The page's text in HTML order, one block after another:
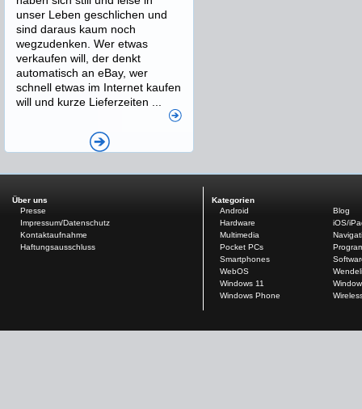
unser Leben geschlichen und
sind daraus kaum noch
wegzudenken. Wer etwas
verkaufen will, der denkt
automatisch an eBay, wer
schnell etwas im Internet kaufen
will und kurze Lieferzeiten ...
Über uns
Presse
Impressum/Datenschutz
Kontaktaufnahme
Haftungsausschluss
Kategorien
Android
Blog
Hardware
iOS/
Multimedia
Pocket PCs
Smartphones
WebOS
Windows 11
Windows Phone